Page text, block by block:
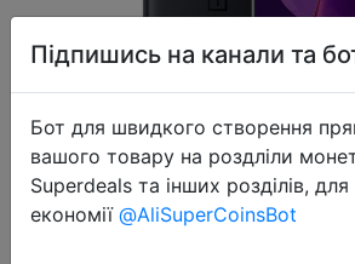
Підпишись на канали та
Бот для швидкого створення
вашого товару на роздліли
Superdeals та інших розділів, для
економії @AliSuperCoinsBot